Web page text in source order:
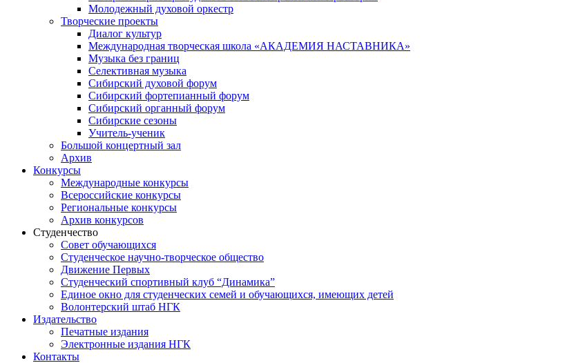
Молодежный духовой оркестр
Творческие проекты
Диалог культур
Международная творческая школа «АКАДЕМИЯ НАСТАВНИКА»
Музыка без границ
Селективная музыка
Сибирский духовой форум
Сибирский фортепианный форум
Сибирский органный форум
Сибирские сезоны
Учитель-ученик
Большой концертный зал
Архив
Конкурсы
Международные конкурсы
Всероссийские конкурсы
Региональные конкурсы
Архив конкурсов
Студенчество
Совет обучающихся
Студенческое научно-творческое общество
Движение Первых
Студенческий спортивный клуб “Динамика”
Единое окно для студенческих семей и обучающихся, имеющих детей
Волонтерский штаб НГК
Издательство
Печатные издания
Электронные издания НГК
Контакты